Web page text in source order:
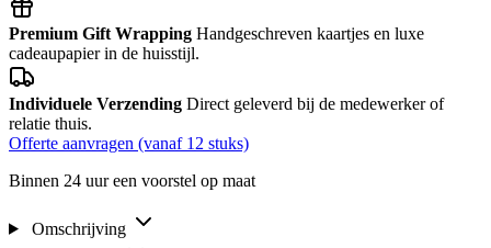
Premium Gift Wrapping Handgeschreven kaartjes en luxe
cadeaupapier in de huisstijl.
Individuele Verzending Direct geleverd bij de medewerker of
relatie thuis.
Offerte aanvragen (vanaf 12 stuks)
Binnen 24 uur een voorstel op maat
Omschrijving